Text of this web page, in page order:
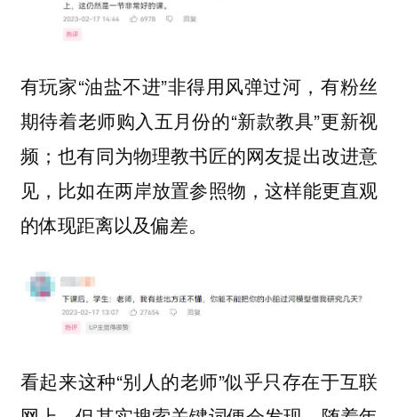
有玩家“油盐不进”非得用风弹过河，有粉丝
期待着老师购入五月份的“新款教具”更新视
频；也有同为物理教书匠的网友提出改进意
见，比如在两岸放置参照物，这样能更直观
的体现距离以及偏差。
看起来这种“别人的老师”似乎只存在于互联